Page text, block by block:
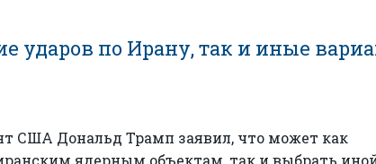
ударов по Ирану, так и иные
США Дональд Трамп заявил, что может как
ядерным объектам, так и выбрать